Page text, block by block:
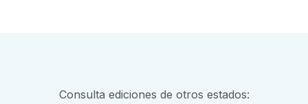
Consulta ediciones de otros estados: